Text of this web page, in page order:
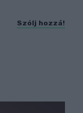
Szólj hozzá!